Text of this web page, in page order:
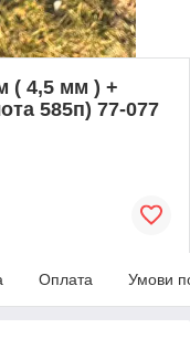
( 4,5 мм ) +
585п) 77-077
Оплата Умови